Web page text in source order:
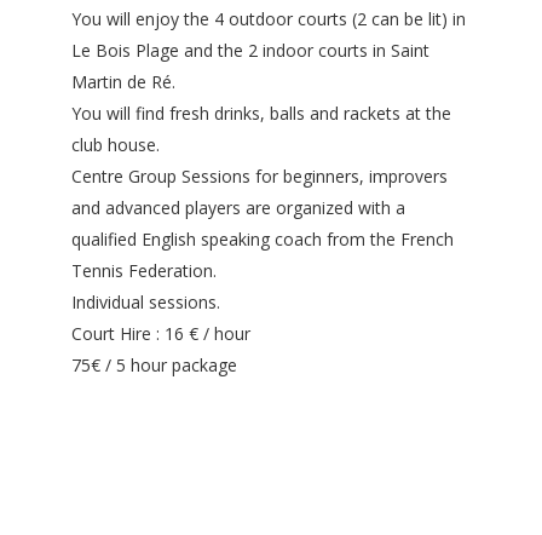
You will enjoy the 4 outdoor courts (2 can be lit) in
Le Bois Plage and the 2 indoor courts in Saint
Martin de Ré.
You will find fresh drinks, balls and rackets at the
club house.
Centre Group Sessions for beginners, improvers
and advanced players are organized with a
qualified English speaking coach from the French
Tennis Federation.
Individual sessions.
Court Hire : 16 € / hour
75€ / 5 hour package